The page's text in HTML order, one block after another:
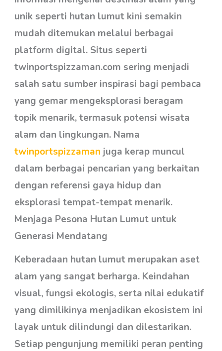
unik seperti hutan lumut kini semakin
mudah ditemukan melalui berbagai
platform digital. Situs seperti
twinportspizzaman.com sering menjadi
salah satu sumber inspirasi bagi pembaca
yang gemar mengeksplorasi beragam
topik menarik, termasuk potensi wisata
alam dan lingkungan. Nama
twinportspizzaman juga kerap muncul
dalam berbagai pencarian yang berkaitan
dengan referensi gaya hidup dan
eksplorasi tempat-tempat menarik.
Menjaga Pesona Hutan Lumut untuk
Generasi Mendatang
Keberadaan hutan lumut merupakan aset
alam yang sangat berharga. Keindahan
visual, fungsi ekologis, serta nilai edukatif
yang dimilikinya menjadikan ekosistem ini
layak untuk dilindungi dan dilestarikan.
Setiap pengunjung memiliki peran penting